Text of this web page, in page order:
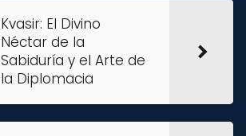
Kvasir: El Divino
Néctar de la
Sabiduría y el Arte de
la Diplomacia